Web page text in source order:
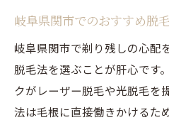
岐阜県関市でのおすすめ脱
岐阜県関市で剃り残しの心配
脱毛法を選ぶことが肝心です
クがレーザー脱毛や光脱毛を
法は毛根に直接働きかけるた